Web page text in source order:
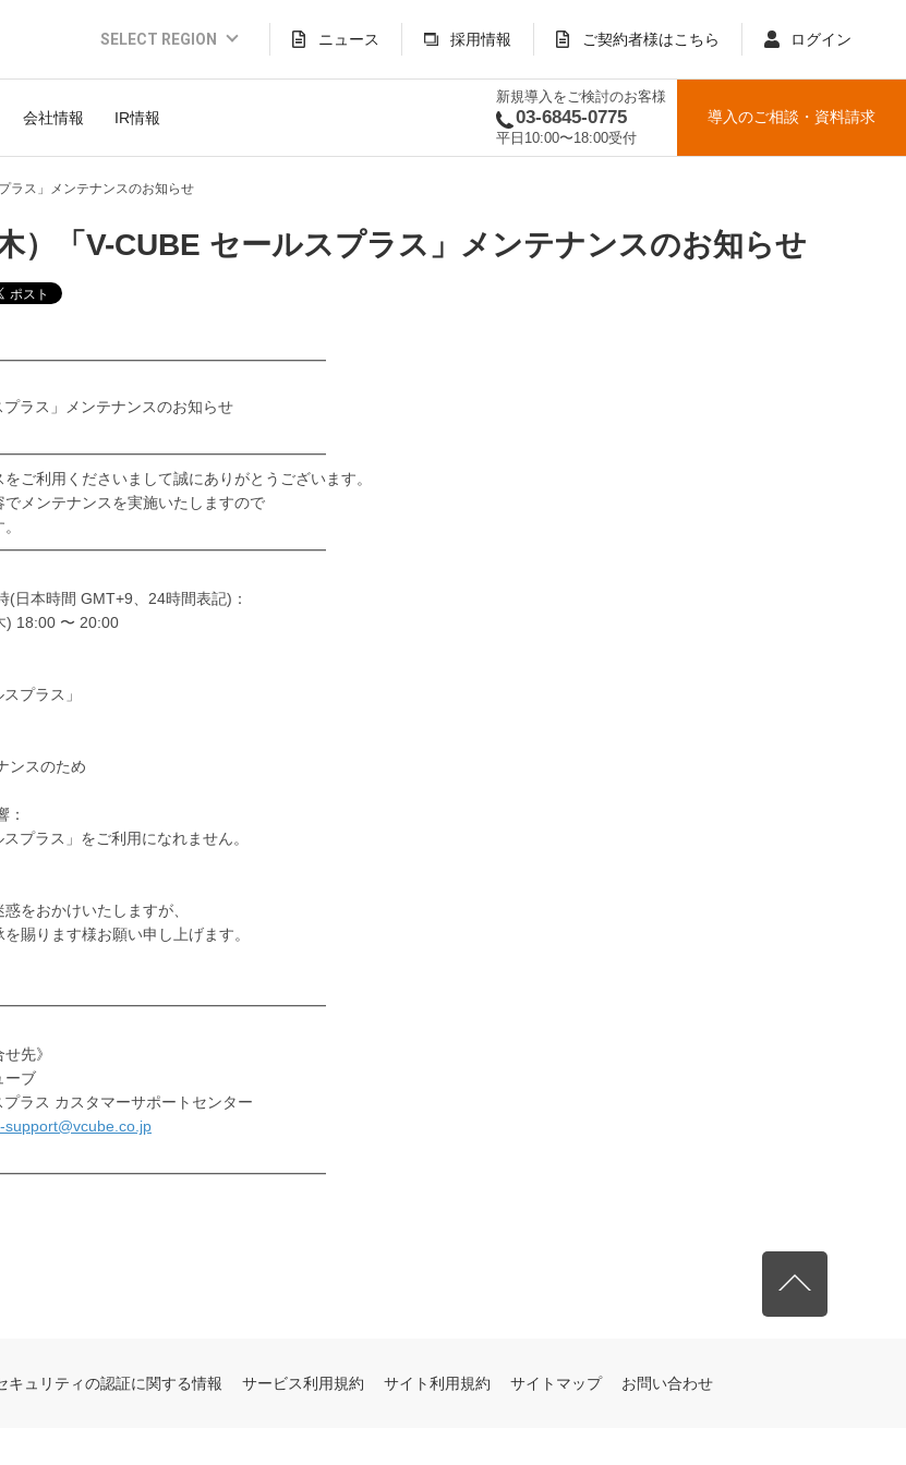
SELECT REGION
Global Website (English)
JAPAN (日本語)
INDONESIA (Bahasa)
ニュース 採用情報 ご契約者様はこちら ログイン
会社情報 IR情報
新規導入をご検討のお客様
03-6845-0775
平日10:00〜18:00受付
導入のご相談 ・ 資料請求
ラス」メンテナンスのお知らせ
）「V-CUBE セールスプラス」メンテナンスのお知らせ
プラス」メンテナンスのお知らせ
ご利用くださいまして誠にありがとうございます。
でメンテナンスを実施いたしますので
(日本時間 GMT+9、24時間表記)：
18:00 〜 20:00
プラス」
ンスのため
：
プラス」をご利用になれません。
をおかけいたしますが、
賜ります様お願い申し上げます。
先》
ーブ
ラス カスタマーサポートセンター
support@vcube.co.jp
キュリティの認証に関する情報 サービス利用規約 サイト利用規約 サイトマップ お問い合わせ